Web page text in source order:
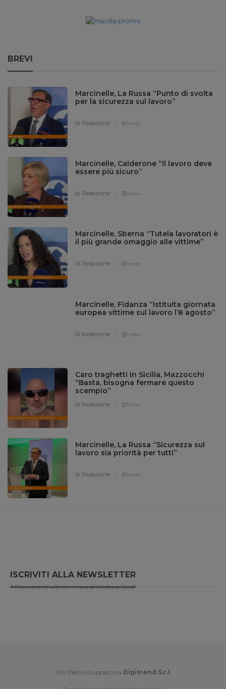
BREVI
Marcinelle, La Russa “Punto di svolta
per la sicurezza sul lavoro”
di Redazione 1 min
Marcinelle, Calderone “Il lavoro deve
essere più sicuro”
di Redazione 1 min
Marcinelle, Sberna “Tutela lavoratori è
il più grande omaggio alle vittime”
di Redazione 1 min
Marcinelle, Fidanza “Istituita giornata
europea vittime sul lavoro l’8 agosto”
di Redazione 1 min
Caro traghetti in Sicilia, Mazzocchi
“Basta, bisogna fermare questo
scempio”
di Redazione 1 min
Marcinelle, La Russa “Sicurezza sul
lavoro sia priorità per tutti”
di Redazione 1 min
ISCRIVITI ALLA NEWSLETTER
* Riceverai le ultime news di Resto al Sud!
Sito Web sviluppato da Digitrend S.r.l .